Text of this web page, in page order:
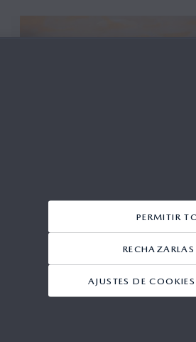
AJUSTES DE
PERMITIR